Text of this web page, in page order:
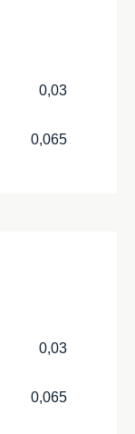
0,03
0,065
0,03
0,065